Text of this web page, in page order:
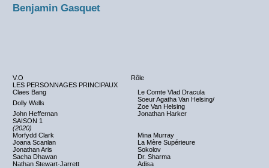
Benjamin Gasquet
V.O
Rôle
LES PERSONNAGES PRINCIPAUX
Claes Bang
Le Comte Vlad Dracula
Dolly Wells
Soeur Agatha Van Helsing/
Zoe Van Helsing
John Heffernan
Jonathan Harker
SAISON 1
(2020)
Morfydd Clark
Mina Murray
Joana Scanlan
La Mère Supérieure
Jonathan Aris
Sokolov
Sacha Dhawan
Dr. Sharma
Nathan Stewart-Jarrett
Adisa